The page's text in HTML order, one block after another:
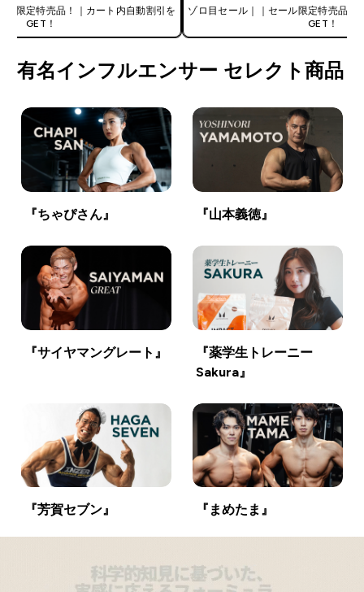
ル限定特売品！｜カート内自動割引を
GET！
ゾロ目セール｜｜セール限定特売品！
GET！
有名インフルエンサー セレクト商品
『ちゃぴさん』 『山本義徳』
『サイヤマングレート』
『薬学生トレーニー
Sakura』
『芳賀セブン』 『まめたま』